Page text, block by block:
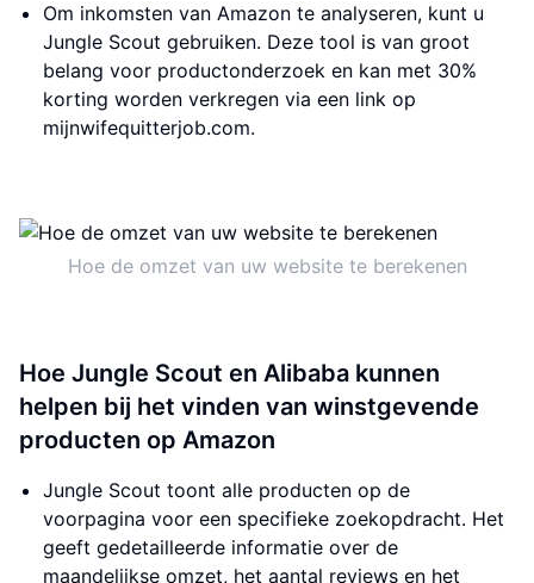
Om inkomsten van Amazon te analyseren, kunt u
Jungle Scout gebruiken. Deze tool is van groot
belang voor productonderzoek en kan met 30%
korting worden verkregen via een link op
mijnwifequitterjob.com.
Hoe de omzet van uw website te berekenen
Hoe Jungle Scout en Alibaba kunnen
helpen bij het vinden van winstgevende
producten op Amazon
Jungle Scout toont alle producten op de
voorpagina voor een specifieke zoekopdracht. Het
geeft gedetailleerde informatie over de
maandelijkse omzet, het aantal reviews en het